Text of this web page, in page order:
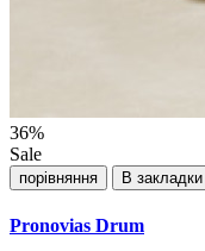
36%
Sale
порівняння В закладки
Pronovias Drum